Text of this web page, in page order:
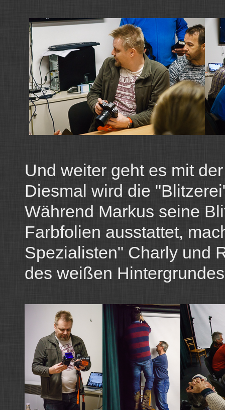
Und weiter geht es mit
Diesmal wird die
Während Markus seine
Farbfolien ausstattet,
Spezialisten" Charly und
des weißen